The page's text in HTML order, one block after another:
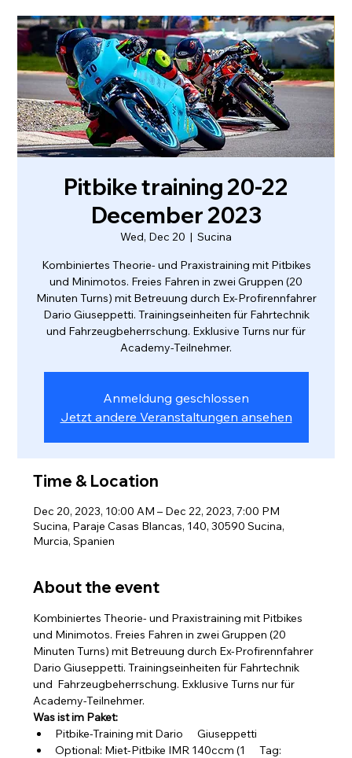
Pitbike training 20-22
December 2023
Wed, Dec 20
  |
Sucina
Kombiniertes Theorie- und Praxistraining mit Pitbikes
und Minimotos. Freies Fahren in zwei Gruppen (20
Minuten Turns) mit Betreuung durch Ex-Profirennfahrer
Dario Giuseppetti. Trainingseinheiten für Fahrtechnik
und Fahrzeugbeherrschung. Exklusive Turns nur für
Academy-Teilnehmer.
Anmeldung geschlossen
Jetzt andere Veranstaltungen ansehen
Time & Location
Dec 20, 2023, 10:00 AM – Dec 22, 2023, 7:00 PM
Sucina, Paraje Casas Blancas, 140, 30590 Sucina,
Murcia, Spanien
About the event
Kombiniertes Theorie- und Praxistraining mit Pitbikes
und Minimotos. Freies Fahren in zwei Gruppen (20
Minuten Turns) mit Betreuung durch Ex-Profirennfahrer
Dario Giuseppetti. Trainingseinheiten für Fahrtechnik
und  Fahrzeugbeherrschung. Exklusive Turns nur für
Academy-Teilnehmer.
Was ist im Paket:
Pitbike-Training mit Dario      Giuseppetti
Optional: Miet-Pitbike IMR 140ccm (1      Tag: